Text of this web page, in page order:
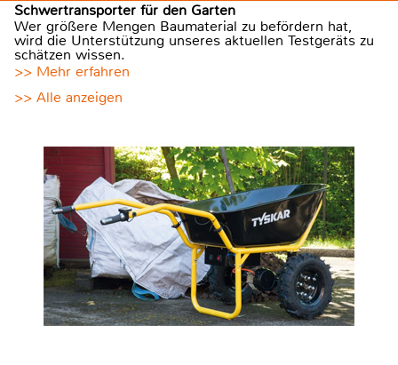
Schwertransporter für den Garten
Wer größere Mengen Baumaterial zu befördern hat,
wird die Unterstützung unseres aktuellen Testgeräts zu
schätzen wissen.
>> Mehr erfahren
>> Alle anzeigen